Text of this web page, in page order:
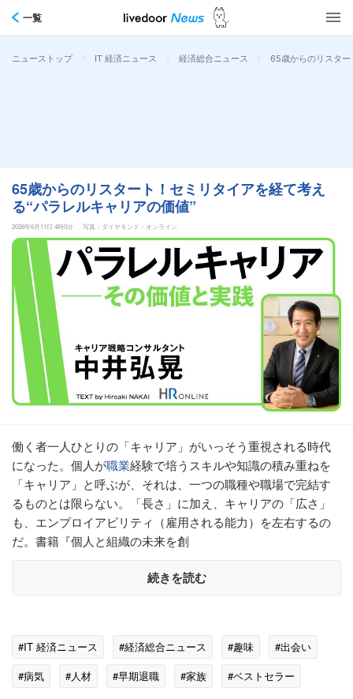
一覧
ニューストップ > IT 経済ニュース > 経済総合ニュース > 65歳からのリスター
65歳からのリスタート！セミリタイアを経て考え
る“パラレルキャリアの価値”
2026年6月11日 4時0分 写真：ダイヤモンド・オンライン
働く者一人ひとりの「キャリア」がいっそう重視される時代
になった。個人が職業経験で培うスキルや知識の積み重ねを
「キャリア」と呼ぶが、それは、一つの職種や職場で完結す
るものとは限らない。「長さ」に加え、キャリアの「広さ」
も、エンプロイアビリティ（雇用される能力）を左右するの
だ。書籍『個人と組織の未来を創
続きを読む
#IT 経済ニュース #経済総合ニュース #趣味
#出会い
#病気
#人材 #早期退職 #家族
#ベストセラー